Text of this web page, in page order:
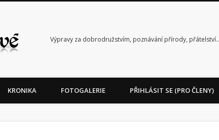
Výpravy za dobrodružstvím, poznávání přírody, přátelství..
KRONIKA FOTOGALERIE PŘIHLÁSIT SE (PRO ČLENY)